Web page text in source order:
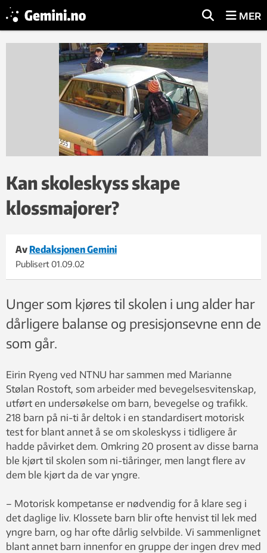
MER
Kan skoleskyss skape
klossmajorer?
Av Redaksjonen Gemini
Publisert01.09.02
Unger som kjøres til skolen i ung alder har
dårligere balanse og presisjonsevne enn de
som går.
Eirin Ryeng ved NTNU har sammen med Marianne
Stølan Rostoft, som arbeider med bevegelsesvitenskap,
utført en undersøkelse om barn, bevegelse og trafikk.
218 barn på ni-ti år deltok i en standardisert motorisk
test for blant annet å se om skoleskyss i tidligere år
hadde påvirket dem. Omkring 20 prosent av disse barna
ble kjørt til skolen som ni-tiåringer, men langt flere av
dem ble kjørt da de var yngre.
– Motorisk kompetanse er nødvendig for å klare seg i
det daglige liv. Klossete barn blir ofte henvist til lek med
yngre barn, og har ofte dårlig selvbilde. Vi sammenlignet
blant annet barn innenfor en gruppe der ingen drev med